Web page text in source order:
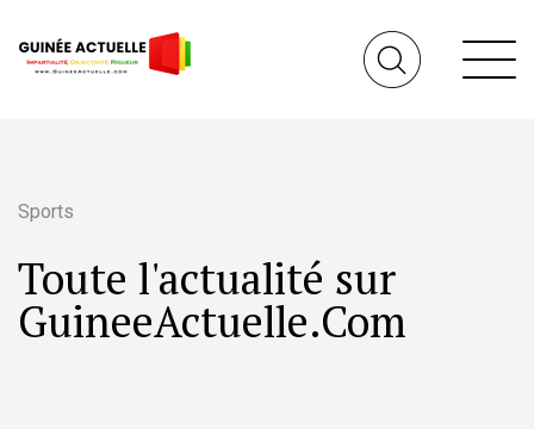
Sports
Toute l'actualité sur
GuineeActuelle.Com